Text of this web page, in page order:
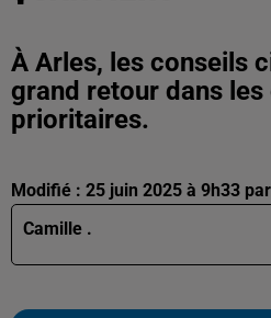
À Arles, les conseils
grand retour dans
prioritaires.
Modifié : 25 juin 2025 à 9h33 par
Camille .